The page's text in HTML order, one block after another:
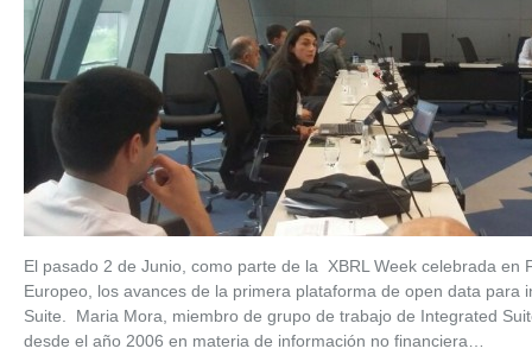
El pasado 2 de Junio, como parte de la XBRL Week celebrada en
Europeo, los avances de la primera plataforma de open data para
Suite. Maria Mora, miembro de grupo de trabajo de Integrated
desde el año 2006 en materia de información no financiera…